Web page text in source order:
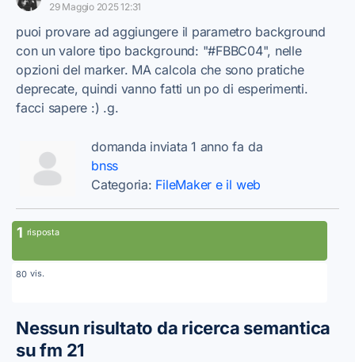
29 Maggio 2025 12:31
puoi provare ad aggiungere il parametro background
con un valore tipo background: "#FBBC04", nelle
opzioni del marker. MA calcola che sono pratiche
deprecate, quindi vanno fatti un po di esperimenti.
facci sapere :) .g.
domanda inviata 1 anno fa da
bnss
Categoria: FileMaker e il web
1 risposta
80 vis.
Nessun risultato da ricerca semantica
su fm 21